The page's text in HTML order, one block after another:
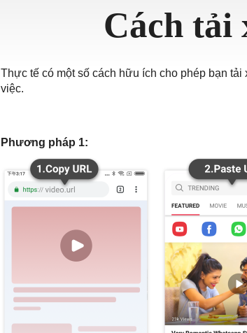
Cách tải
Thực tế có một số cách hữu ích cho phép bạn
việc.
Phương pháp 1: